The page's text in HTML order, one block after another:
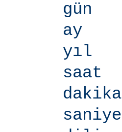
gün
ay
yıl
saat